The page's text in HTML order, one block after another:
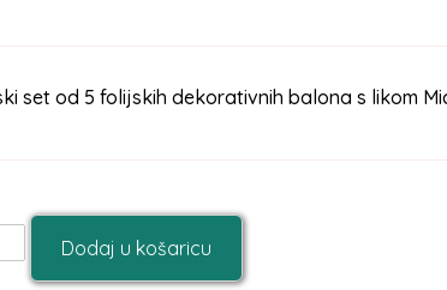
set od 5 folijskih dekorativnih balona s likom
Dodaj u košaricu